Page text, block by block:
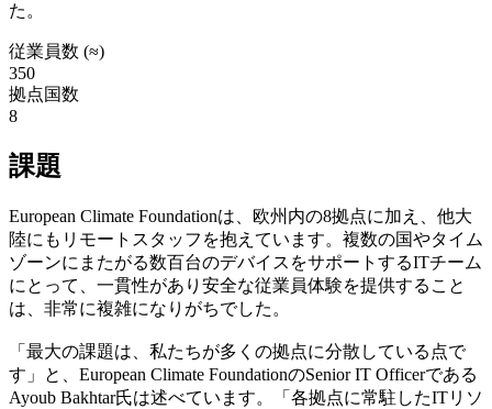
た。
従業員数 (≈)
350
拠点国数
8
課題
European Climate Foundationは、欧州内の8拠点に加え、他大
陸にもリモートスタッフを抱えています。複数の国やタイム
ゾーンにまたがる数百台のデバイスをサポートするITチーム
にとって、一貫性があり安全な従業員体験を提供すること
は、非常に複雑になりがちでした。
「最大の課題は、私たちが多くの拠点に分散している点で
す」と、European Climate FoundationのSenior IT Officerである
Ayoub Bakhtar氏は述べています。「各拠点に常駐したITリソ